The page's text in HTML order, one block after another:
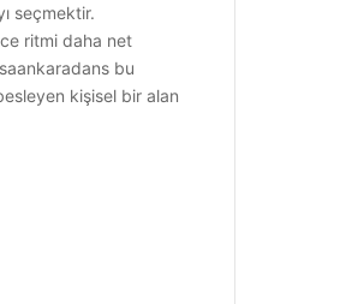
seçmektir.
ritmi daha net
bu
kişisel bir alan